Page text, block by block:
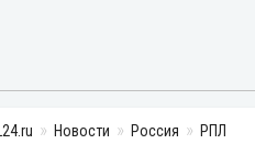
Новости Россия РПЛ